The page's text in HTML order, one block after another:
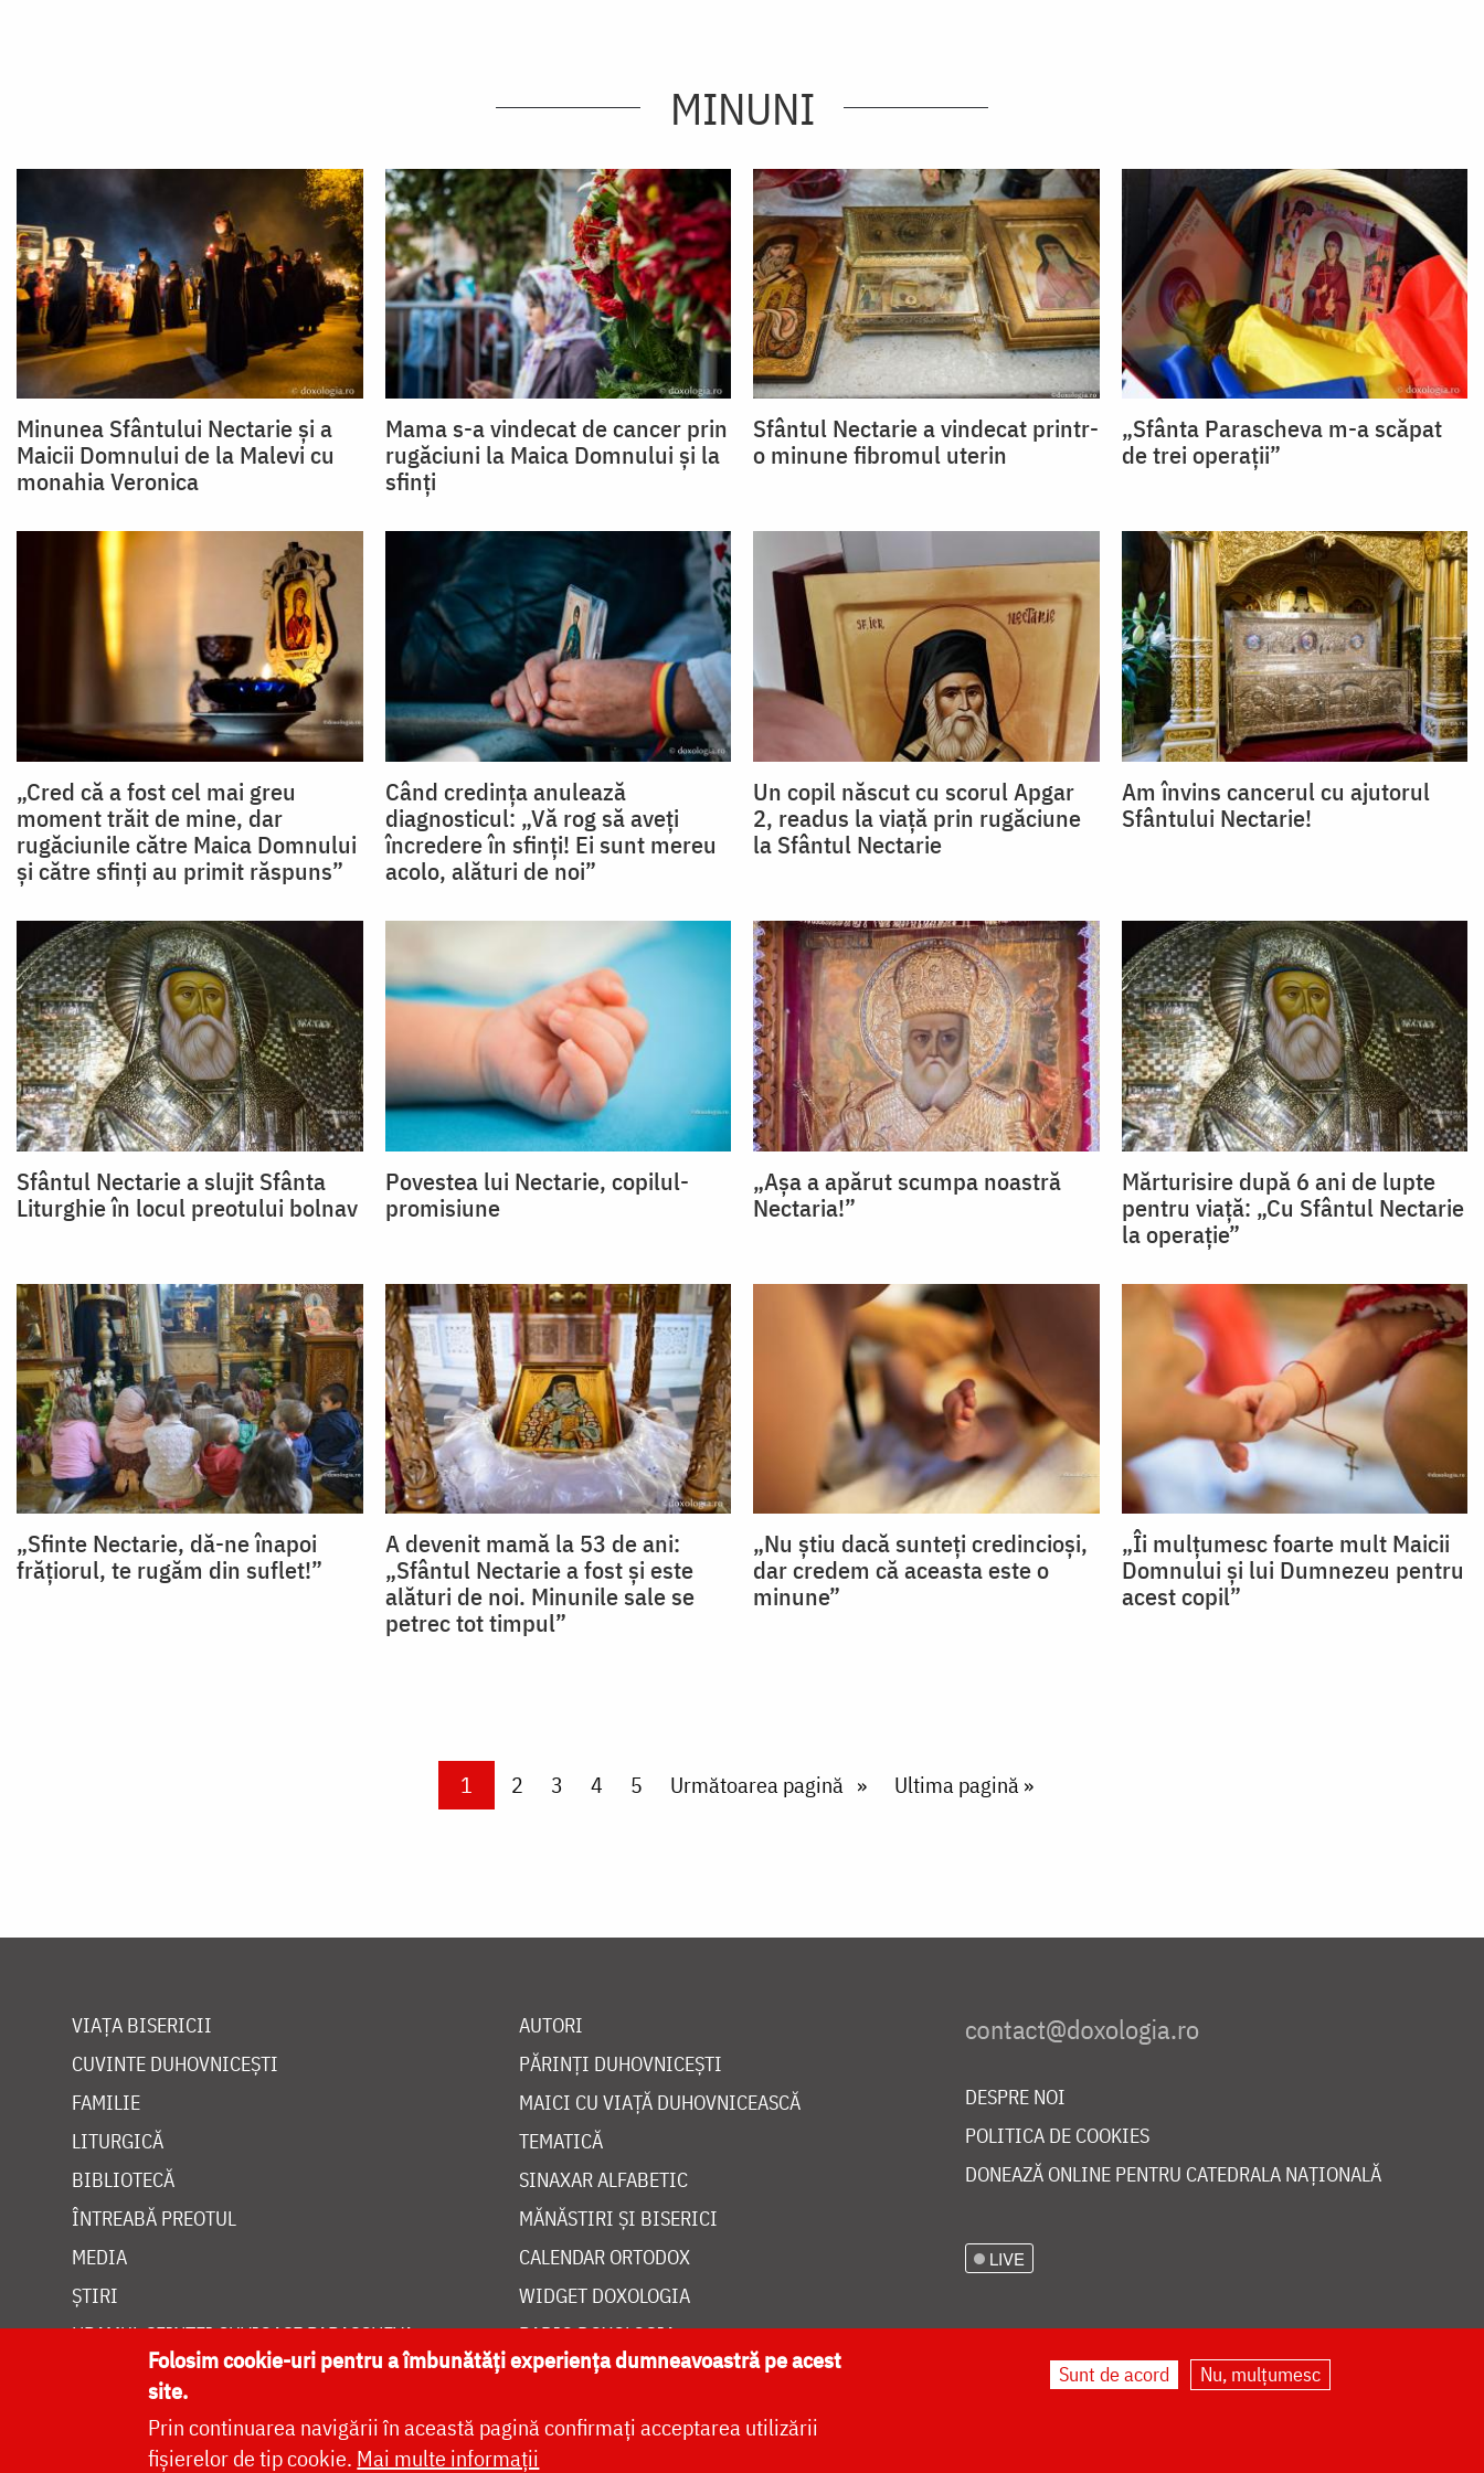
MINUNI
Minunea Sfântului Nectarie și a
Maicii Domnului de la Malevi cu
monahia Veronica
Mama s-a vindecat de cancer prin
rugăciuni la Maica Domnului și la
sfinți
Sfântul Nectarie a vindecat printr-
o minune fibromul uterin
„Sfânta Parascheva m-a scăpat
de trei operații”
„Cred că a fost cel mai greu
moment trăit de mine, dar
rugăciunile către Maica Domnului
și către sfinți au primit răspuns”
Când credința anulează
diagnosticul: „Vă rog să aveți
încredere în sfinţi! Ei sunt mereu
acolo, alături de noi”
Un copil născut cu scorul Apgar
2, readus la viață prin rugăciune
la Sfântul Nectarie
Am învins cancerul cu ajutorul
Sfântului Nectarie!
Sfântul Nectarie a slujit Sfânta
Liturghie în locul preotului bolnav
Povestea lui Nectarie, copilul-
promisiune
„Așa a apărut scumpa noastră
Nectaria!”
Mărturisire după 6 ani de lupte
pentru viață: „Cu Sfântul Nectarie
la operație”
„Sfinte Nectarie, dă-ne înapoi
frățiorul, te rugăm din suflet!”
A devenit mamă la 53 de ani:
„Sfântul Nectarie a fost și este
alături de noi. Minunile sale se
petrec tot timpul”
„Nu știu dacă sunteți credincioși,
dar credem că aceasta este o
minune”
„Îi mulțumesc foarte mult Maicii
Domnului și lui Dumnezeu pentru
acest copil”
Current page
1 Page
2 Page
3 Page
4 Page
5 Next page
Următoarea pagină Last page
Ultima pagină »
VIAȚA BISERICII
CUVINTE DUHOVNICEȘTI
FAMILIE
LITURGICĂ
BIBLIOTECĂ
ÎNTREABĂ PREOTUL
MEDIA
ȘTIRI
HRAMUL SFINTEI CUVIOASE PARASCHEVA
AUTORI
PĂRINȚI DUHOVNICEȘTI
MAICI CU VIAȚĂ DUHOVNICEASCĂ
TEMATICĂ
SINAXAR ALFABETIC
MĂNĂSTIRI ȘI BISERICI
CALENDAR ORTODOX
WIDGET DOXOLOGIA
RADIO DOXOLOGIA
DESPRE NOI
POLITICA DE COOKIES
DONEAZĂ ONLINE PENTRU CATEDRALA NAȚIONALĂ
LIVE
Folosim cookie-uri pentru a îmbunătăți experiența dumneavoastră pe acest
site.
Prin continuarea navigării în această pagină confirmați acceptarea utilizării
fișierelor de tip cookie. Mai multe informații
Sunt de acord Nu, mulțumesc